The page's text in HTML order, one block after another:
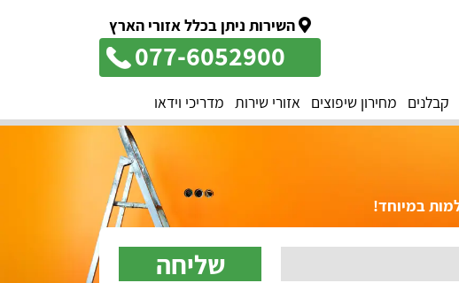
השירות ניתן בכלל אזורי הארץ
077-6052900
קבלנים מחירון שיפוצים אזורי שירות מדריכי וידאו
שליחה